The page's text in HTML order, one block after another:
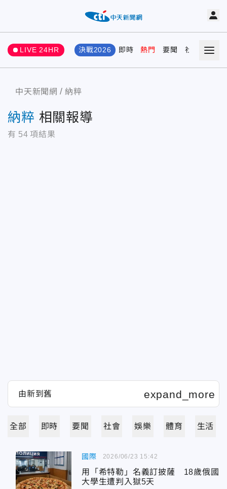
LIVE 24HR 決戰2026 即時 熱門 要聞 社會 娛樂
中天新聞網 納粹
納粹 相關報導
有 54 項結果
全部 即時 要聞 社會 娛樂 體育 生活
國際
用「希特勒」名義訂披薩 18歲俄國
大學生遭判入獄5天
2026/06/23 15:42